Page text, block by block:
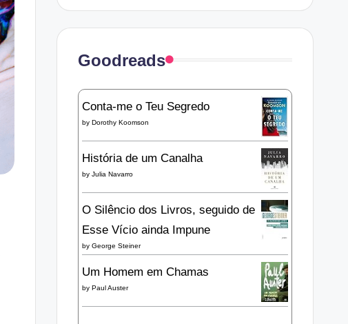
Goodreads
Conta-me o Teu Segredo
by Dorothy Koomson
História de um Canalha
by Julia Navarro
O Silêncio dos Livros, seguido de
Esse Vício ainda Impune
by George Steiner
Um Homem em Chamas
by Paul Auster